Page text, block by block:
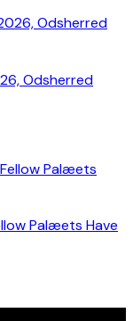
Odsherred
Palæets Have